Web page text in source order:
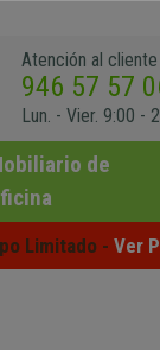
Atención al
946 57 57
Lun. - Vier. 9:00 -
de
Limitado - Ver